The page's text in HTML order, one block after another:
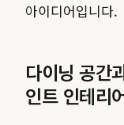
아이디어입니다.
다이닝 공간
인트 인테리